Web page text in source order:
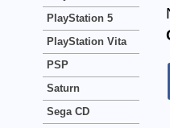
PlayStation 5
PlayStation Vita
PSP
Saturn
Sega CD